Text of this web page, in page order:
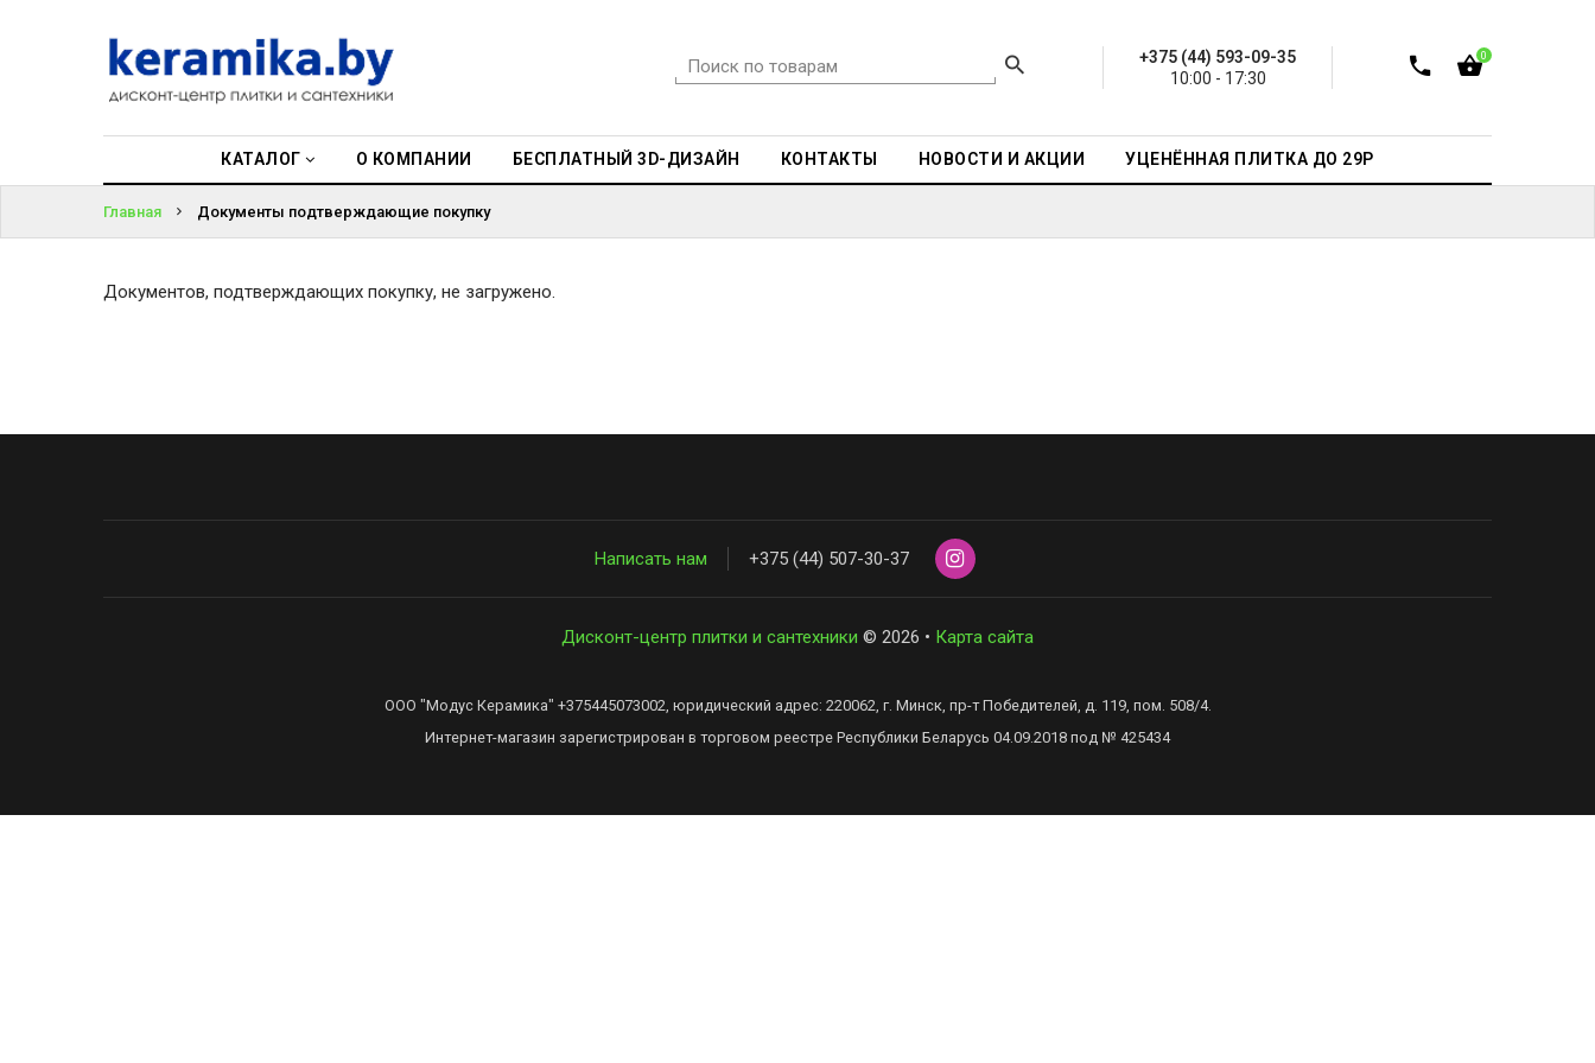
+375 (44) 593-09-35
10:00 - 17:30
0
КАТАЛОГ О КОМПАНИИ БЕСПЛАТНЫЙ 3D-ДИЗАЙН КОНТАКТЫ НОВОСТИ И АКЦИИ УЦЕНЁННАЯ ПЛИТКА ДО 29Р
О КОМПАНИИ
3D-ДИЗАЙН
НОВОСТИ И
29Р
Главная Документы подтверждающие покупку
Документов, подтверждающих покупку, не загружено.
Написать нам +375 (44) 507-30-37
Дисконт-центр плитки и сантехники © 2026 • Карта сайта
ООО "Модус Керамика" +375445073002, юридический адрес: 220062, г. Минск, пр-т Победителей, д. 119, пом. 508/4.
Интернет-магазин зарегистрирован в торговом реестре Республики Беларусь 04.09.2018 под № 425434